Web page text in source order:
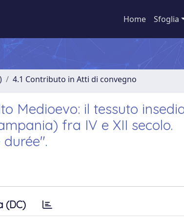
Home Sfoglia
4.1 Contributo in Atti di convegno
Medioevo: il tessuto
fra IV e XII secolo.
(DC)